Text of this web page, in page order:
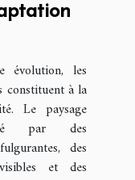
évolution, les
constituent à la
Le paysage
par des
des
et des